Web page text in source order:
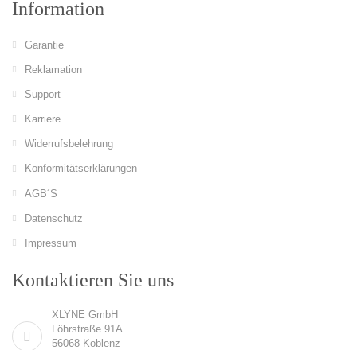
Information
Garantie
Reklamation
Support
Karriere
Widerrufsbelehrung
Konformitätserklärungen
AGB´S
Datenschutz
Impressum
Kontaktieren Sie uns
XLYNE GmbH
Löhrstraße 91A
56068 Koblenz